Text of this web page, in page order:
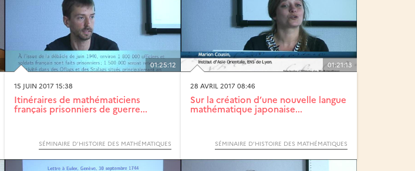
01:25:12
15 JUIN 2017 15:38
Itinéraires de mathématiciens
français prisonniers de guerre...
SÉMINAIRE D’HISTOIRE DES MATHÉMATIQUES
01:21:13
28 AVRIL 2017 08:46
Sur la création d’une nouvelle langue
mathématique japonaise...
SÉMINAIRE D’HISTOIRE DES MATHÉMATIQUES